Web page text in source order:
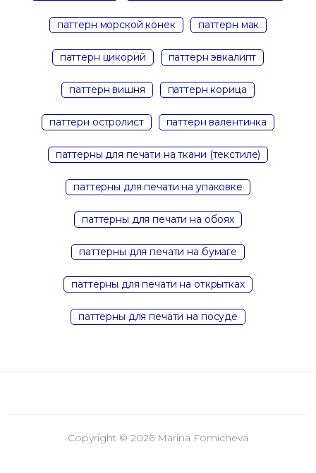
паттерн морской конек паттерн мак
паттерн цикорий паттерн эвкалипт
паттерн вишня паттерн корица
паттерн остролист паттерн валентинка
паттерны для печати на ткани (текстиле)
паттерны для печати на упаковке
паттерны для печати на обоях
паттерны для печати на бумаге
паттерны для печати на открытках
паттерны для печати на посуде
Copyright © 2026 Marina Fomicheva